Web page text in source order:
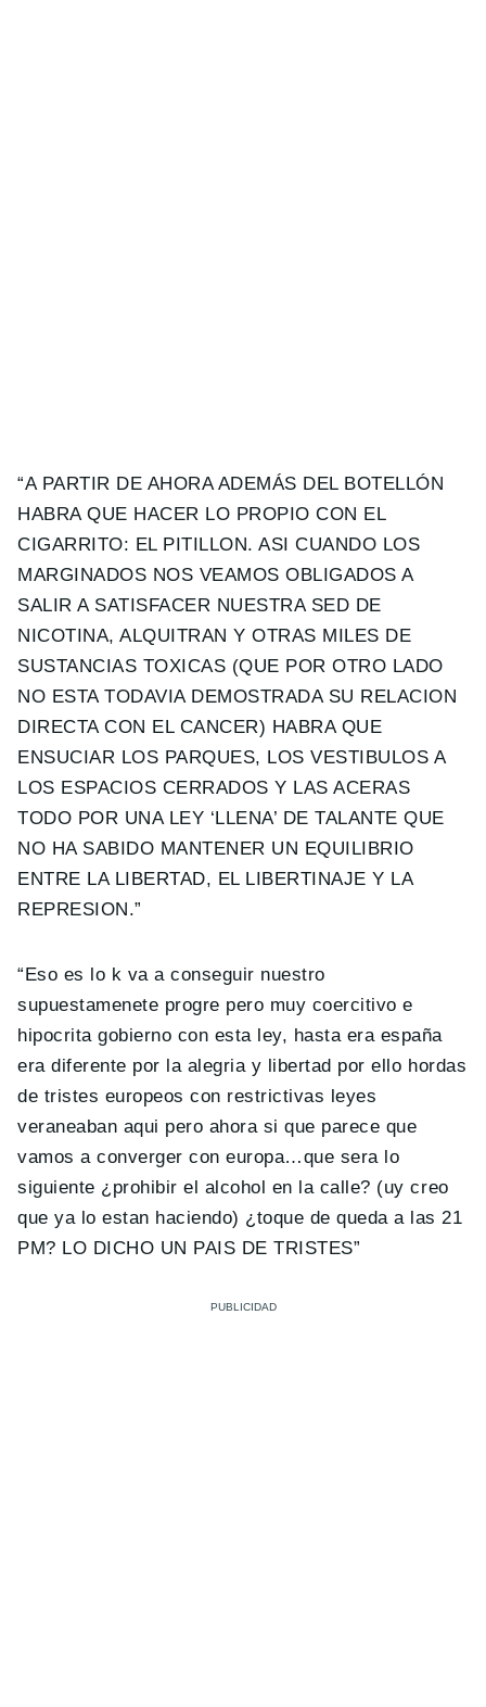
“A PARTIR DE AHORA ADEMÁS DEL BOTELLÓN
HABRA QUE HACER LO PROPIO CON EL
CIGARRITO: EL PITILLON. ASI CUANDO LOS
MARGINADOS NOS VEAMOS OBLIGADOS A
SALIR A SATISFACER NUESTRA SED DE
NICOTINA, ALQUITRAN Y OTRAS MILES DE
SUSTANCIAS TOXICAS (QUE POR OTRO LADO
NO ESTA TODAVIA DEMOSTRADA SU RELACION
DIRECTA CON EL CANCER) HABRA QUE
ENSUCIAR LOS PARQUES, LOS VESTIBULOS A
LOS ESPACIOS CERRADOS Y LAS ACERAS
TODO POR UNA LEY ‘LLENA’ DE TALANTE QUE
NO HA SABIDO MANTENER UN EQUILIBRIO
ENTRE LA LIBERTAD, EL LIBERTINAJE Y LA
REPRESION.”
“Eso es lo k va a conseguir nuestro
supuestamenete progre pero muy coercitivo e
hipocrita gobierno con esta ley, hasta era españa
era diferente por la alegria y libertad por ello hordas
de tristes europeos con restrictivas leyes
veraneaban aqui pero ahora si que parece que
vamos a converger con europa…que sera lo
siguiente ¿prohibir el alcohol en la calle? (uy creo
que ya lo estan haciendo) ¿toque de queda a las 21
PM? LO DICHO UN PAIS DE TRISTES”